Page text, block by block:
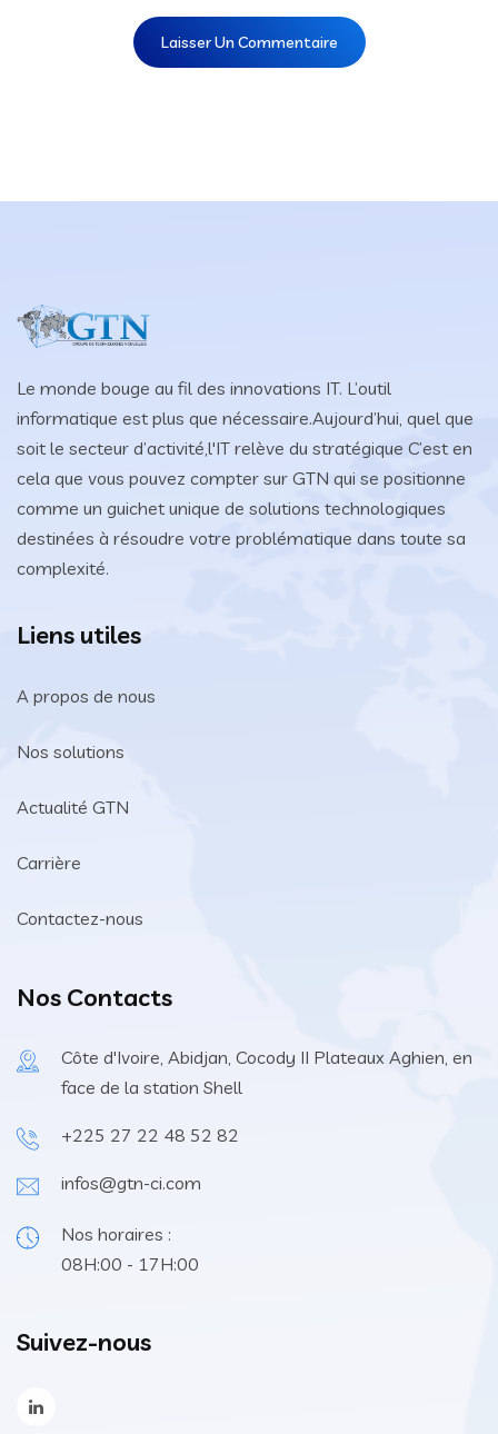
Le monde bouge au fil des innovations IT. L’outil
informatique est plus que nécessaire.Aujourd’hui, quel que
soit le secteur d’activité,l'IT relève du stratégique C’est en
cela que vous pouvez compter sur GTN qui se positionne
comme un guichet unique de solutions technologiques
destinées à résoudre votre problématique dans toute sa
complexité.
Liens utiles
A propos de nous
Nos solutions
Actualité GTN
Carrière
Contactez-nous
Nos Contacts
Côte d'Ivoire, Abidjan, Cocody II Plateaux Aghien, en
face de la station Shell
+225 27 22 48 52 82
infos@gtn-ci.com
Nos horaires :
08H:00 - 17H:00
Suivez-nous